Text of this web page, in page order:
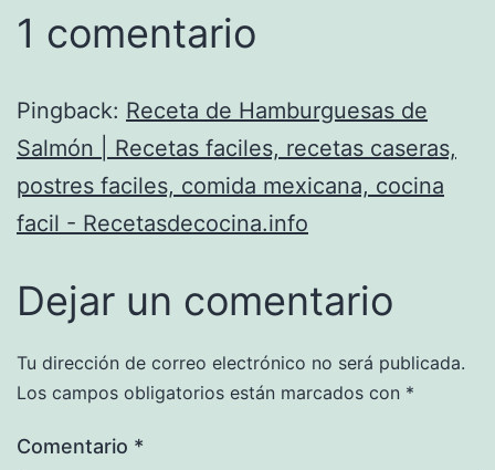
1 comentario
Pingback: Receta de Hamburguesas de
Salmón | Recetas faciles, recetas caseras,
postres faciles, comida mexicana, cocina
facil - Recetasdecocina.info
Dejar un comentario
Tu dirección de correo electrónico no será publicada.
Los campos obligatorios están marcados con *
Comentario *